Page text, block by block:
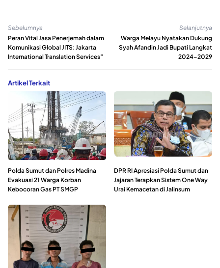
Sebelumnya
Peran Vital Jasa Penerjemah dalam
Komunikasi Global JITS: Jakarta
International Translation Services”
Selanjutnya
Warga Melayu Nyatakan Dukung
Syah Afandin Jadi Bupati Langkat
2024-2029
Artikel Terkait
Polda Sumut dan Polres Madina
Evakuasi 21 Warga Korban
Kebocoran Gas PT SMGP
DPR RI Apresiasi Polda Sumut dan
Jajaran Terapkan Sistem One Way
Urai Kemacetan di Jalinsum